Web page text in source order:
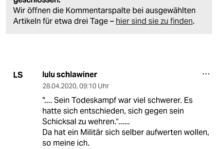
Wir öffnen die Kommentarspalte bei ausgewählten
Artikeln für etwa drei Tage – hier sind sie zu finden.
LS lulu schlawiner
28.04.2020, 09:10 Uhr
".... Sein Todeskampf war viel schwerer. Es
hatte sich entschieden, sich gegen sein
Schicksal zu wehren.“......
Da hat ein Militär sich selber aufwerten wollen,
so meine ich.